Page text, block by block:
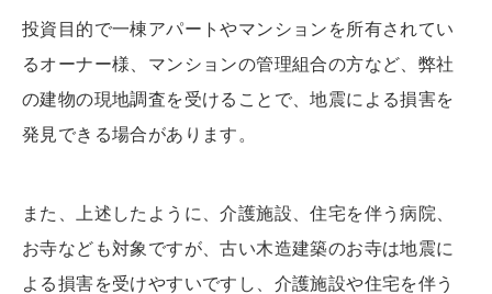
投資目的で一棟アパートやマンションを所有されてい
るオーナー様、マンションの管理組合の方など、弊社
の建物の現地調査を受けることで、地震による損害を
発見できる場合があります。
また、上述したように、介護施設、住宅を伴う病院、
お寺なども対象ですが、古い木造建築のお寺は地震に
よる損害を受けやすいですし、介護施設や住宅を伴う